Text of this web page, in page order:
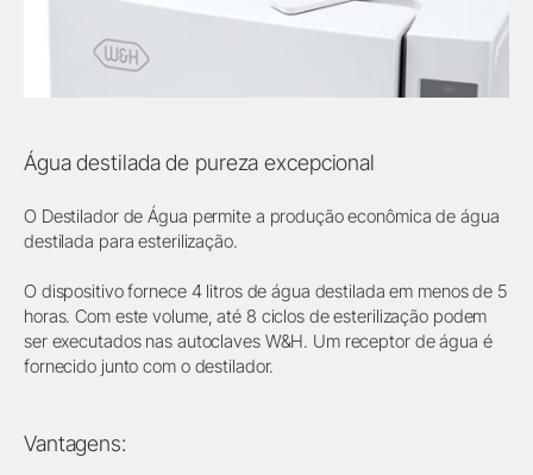
Água destilada de pureza excepcional
O Destilador de Água permite a produção econômica de água
destilada para esterilização.
O dispositivo fornece 4 litros de água destilada em menos de 5
horas. Com este volume, até 8 ciclos de esterilização podem
ser executados nas autoclaves W&H. Um receptor de água é
fornecido junto com o destilador.
Vantagens: